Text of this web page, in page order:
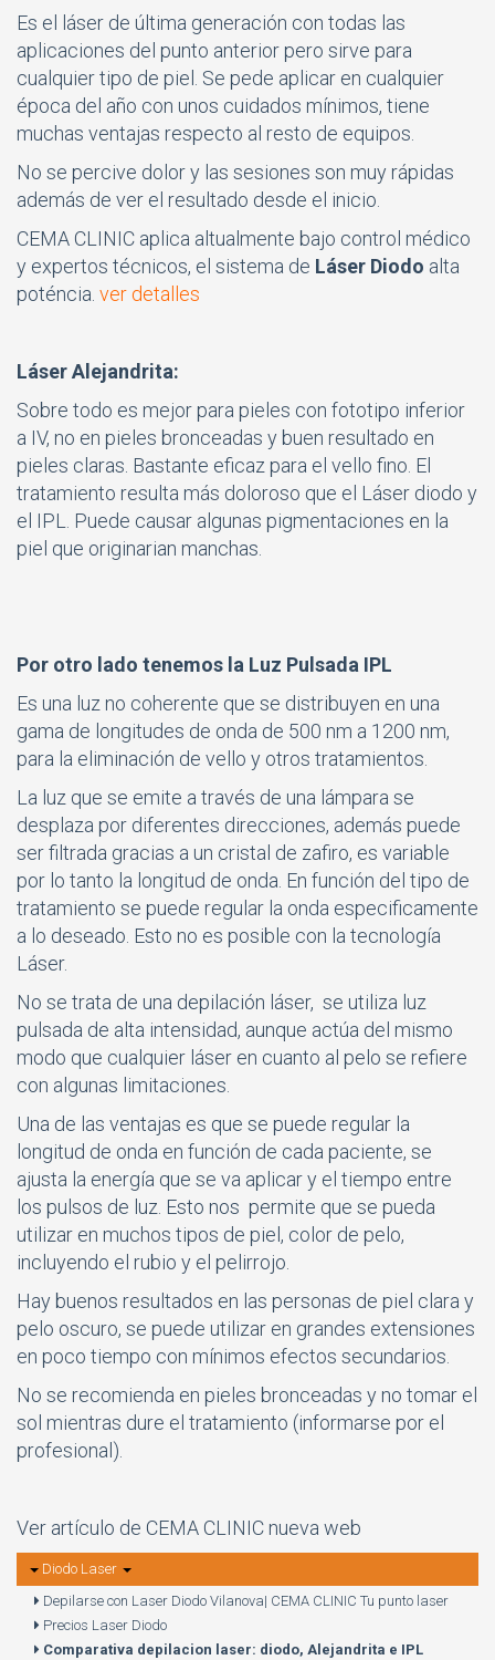
Es el láser de última generación con todas las
aplicaciones del punto anterior pero sirve para
cualquier tipo de piel. Se pede aplicar en cualquier
época del año con unos cuidados mínimos, tiene
muchas ventajas respecto al resto de equipos.
No se percive dolor y las sesiones son muy rápidas
además de ver el resultado desde el inicio.
CEMA CLINIC aplica altualmente bajo control médico
y expertos técnicos, el sistema de Láser Diodo alta
poténcia. ver detalles
Láser Alejandrita:
Sobre todo es mejor para pieles con fototipo inferior
a IV, no en pieles bronceadas y buen resultado en
pieles claras. Bastante eficaz para el vello fino. El
tratamiento resulta más doloroso que el Láser diodo y
el IPL. Puede causar algunas pigmentaciones en la
piel que originarian manchas.
Por otro lado tenemos la Luz Pulsada IPL
Es una luz no coherente que se distribuyen en una
gama de longitudes de onda de 500 nm a 1200 nm,
para la eliminación de vello y otros tratamientos.
La luz que se emite a través de una lámpara se
desplaza por diferentes direcciones, además puede
ser filtrada gracias a un cristal de zafiro, es variable
por lo tanto la longitud de onda. En función del tipo de
tratamiento se puede regular la onda especificamente
a lo deseado. Esto no es posible con la tecnología
Láser.
No se trata de una depilación láser, se utiliza luz
pulsada de alta intensidad, aunque actúa del mismo
modo que cualquier láser en cuanto al pelo se refiere
con algunas limitaciones.
Una de las ventajas es que se puede regular la
longitud de onda en función de cada paciente, se
ajusta la energía que se va aplicar y el tiempo entre
los pulsos de luz. Esto nos permite que se pueda
utilizar en muchos tipos de piel, color de pelo,
incluyendo el rubio y el pelirrojo.
Hay buenos resultados en las personas de piel clara y
pelo oscuro, se puede utilizar en grandes extensiones
en poco tiempo con mínimos efectos secundarios.
No se recomienda en pieles bronceadas y no tomar el
sol mientras dure el tratamiento (informarse por el
profesional).
Ver artículo de CEMA CLINIC nueva web
Diodo Laser
Depilarse con Laser Diodo Vilanova| CEMA CLINIC Tu punto laser
Precios Laser Diodo
Comparativa depilacion laser: diodo, Alejandrita e IPL